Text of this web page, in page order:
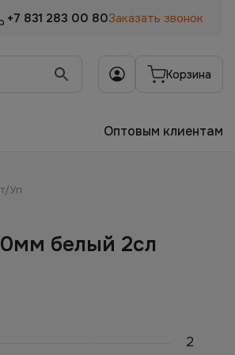
+7 831 283 00 80Заказать звонок
Корзина
Оптовым клиентам
Уп
белый 2сл
2